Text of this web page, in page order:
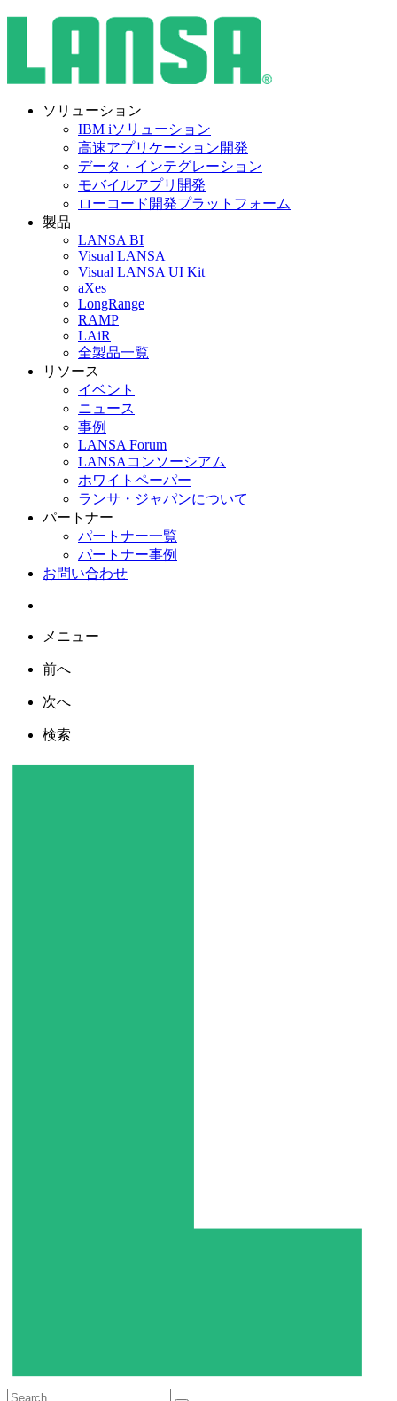
ソリューション
IBM iソリューション
高速アプリケーション開発
データ・インテグレーション
モバイルアプリ開発
ローコード開発プラットフォーム
製品
LANSA BI
Visual LANSA
Visual LANSA UI Kit
aXes
LongRange
RAMP
LAiR
全製品一覧
リソース
イベント
ニュース
事例
LANSA Forum
LANSAコンソーシアム
ホワイトペーパー
ランサ・ジャパンについて
パートナー
パートナー一覧
パートナー事例
お問い合わせ
メニュー
前へ
次へ
検索